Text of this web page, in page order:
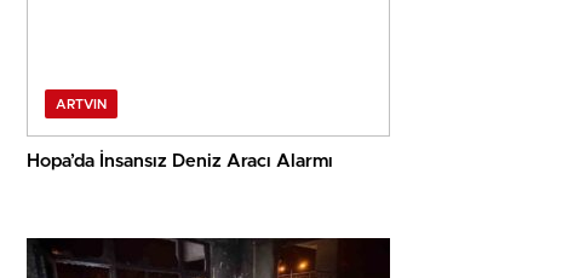
ARTVIN
Hopa’da İnsansız Deniz Aracı Alarmı